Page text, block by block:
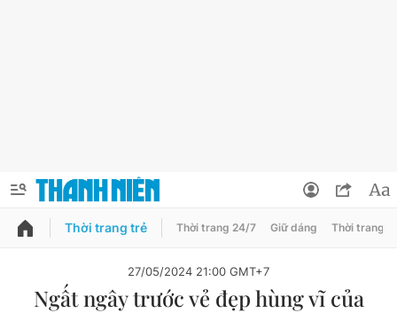
PODCAST QUẢNG CÁO
Thông tin tài khoản
Thời trang trẻ Thời trang 24/7 Giữ dáng Thời trang
27/05/2024 21:00 GMT+7
Ngất ngây trước vẻ đẹp hùng vĩ của